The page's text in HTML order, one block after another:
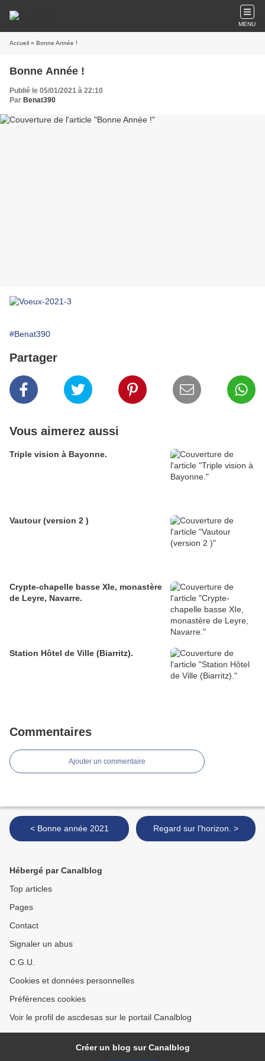
MENU
Accueil » Bonne Année !
Bonne Année !
Publié le 05/01/2021 à 22:10
Par Benat390
#Benat390
Partager
Vous aimerez aussi
Triple vision à Bayonne.
Vautour (version 2 )
Crypte-chapelle basse XIe, monastère
de Leyre, Navarre.
Station Hôtel de Ville (Biarritz).
Commentaires
Ajouter un commentaire
< Bonne année 2021 Regard sur l'horizon. >
Hébergé par Canalblog
Top articles
Pages
Contact
Signaler un abus
C.G.U.
Cookies et données personnelles
Préférences cookies
Voir le profil de ascdesas sur le portail Canalblog
Créer un blog sur Canalblog